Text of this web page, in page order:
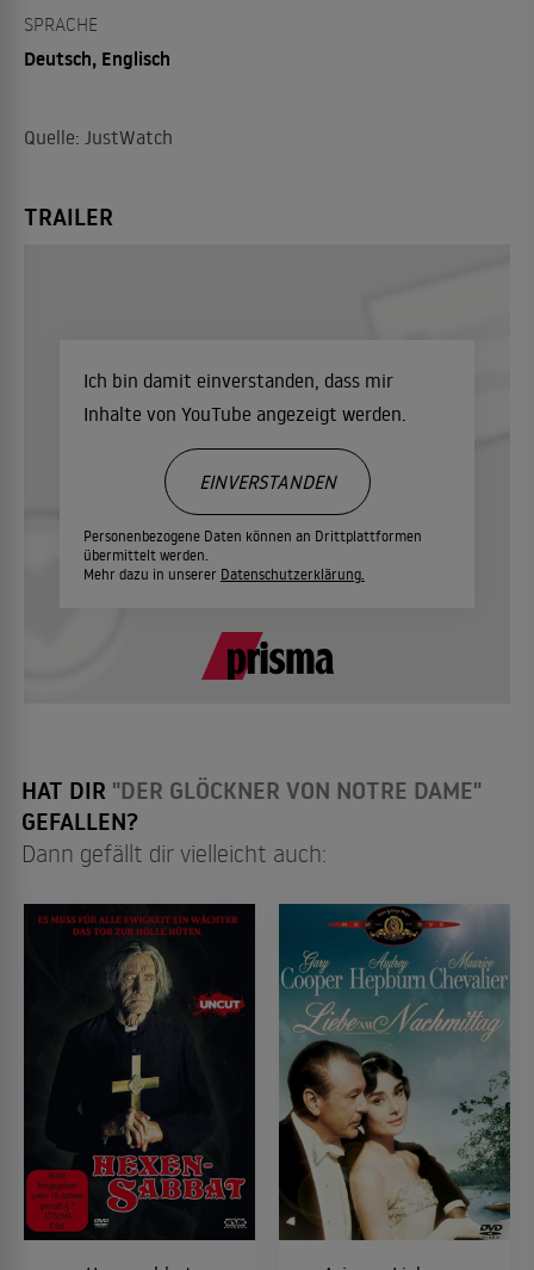
SPRACHE
Deutsch, Englisch
Quelle: JustWatch
TRAILER
Ich bin damit einverstanden, dass mir
Inhalte von YouTube angezeigt werden.
Personenbezogene Daten können an Drittplattformen
übermittelt werden.
Mehr dazu in unserer Datenschutzerklärung.
EINVERSTANDEN
HAT DIR "DER GLÖCKNER VON NOTRE DAME"
GEFALLEN?
Dann gefällt dir vielleicht auch: